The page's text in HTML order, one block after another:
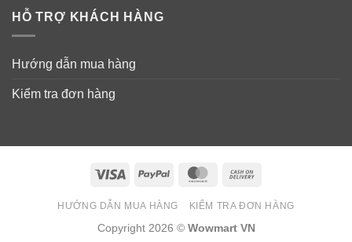
HỖ TRỢ KHÁCH HÀNG
Hướng dẫn mua hàng
Kiểm tra đơn hàng
Visa PayPal MasterCard
Delivery
HƯỚNG DẪN MUA HÀNG KIỂM TRA ĐƠN HÀNG
Copyright 2026 © Wowmart VN